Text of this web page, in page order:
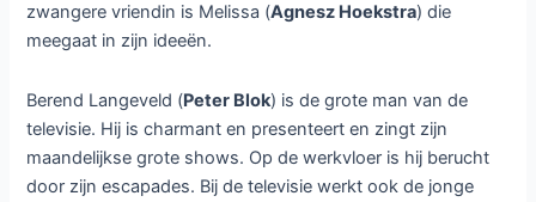
zwangere vriendin is Melissa (Agnesz Hoekstra) die
meegaat in zijn ideeën.
Berend Langeveld (Peter Blok) is de grote man van de
televisie. Hij is charmant en presenteert en zingt zijn
maandelijkse grote shows. Op de werkvloer is hij berucht
door zijn escapades. Bij de televisie werkt ook de jonge